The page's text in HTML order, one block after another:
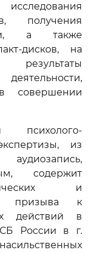
получения
а также
дисков, на
совершении
психолого-
из
содержит
и
призыва к
действий в
России в г.